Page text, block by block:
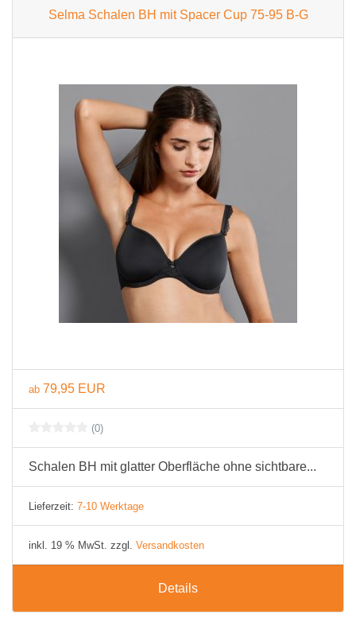
Selma Schalen BH mit Spacer Cup 75-95 B-G
ab 79,95 EUR
(0)
Schalen BH mit glatter Oberfläche ohne sichtbare...
Lieferzeit: 7-10 Werktage
inkl. 19 % MwSt. zzgl. Versandkosten
Details